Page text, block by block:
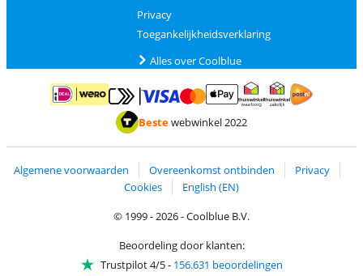
Privacy
Toegankelijkheidsverklaring
Alles over Coolblue
Betalen met iDEAL | WeroBetalen met MasterCard en Visa via ClickToPay
Betalen met ApplePay
Thuiswinkel waarborg
Bestewebwinkel 2022
Algemene voorwaarden Overeenkomst ontbinden
Privacy
Cookies
English (EN)
© 1999 - 2026 - Coolblue B.V.
Beoordeling door klanten:
Trustpilot 4/5- 156.631 beoordelingen